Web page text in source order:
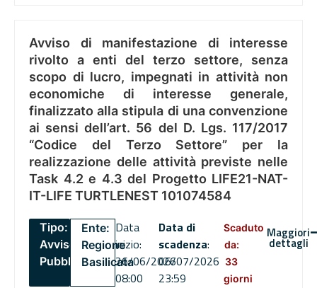
Avviso di manifestazione di interesse
rivolto a enti del terzo settore, senza
scopo di lucro, impegnati in attività non
economiche di interesse generale,
finalizzato alla stipula di una convenzione
ai sensi dell’art. 56 del D. Lgs. 117/2017
“Codice del Terzo Settore” per la
realizzazione delle attività previste nelle
Task 4.2 e 4.3 del Progetto LIFE21-NAT-
IT-LIFE TURTLENEST 101074584
Tipo:
Avviso
Pubblico
Ente:
Regione
Basilicata
Data
inizio:
26/06/2026
08:00
Data di
scadenza:
06/07/2026
23:59
Scaduto
da:
33
giorni
Maggiori
dettagli